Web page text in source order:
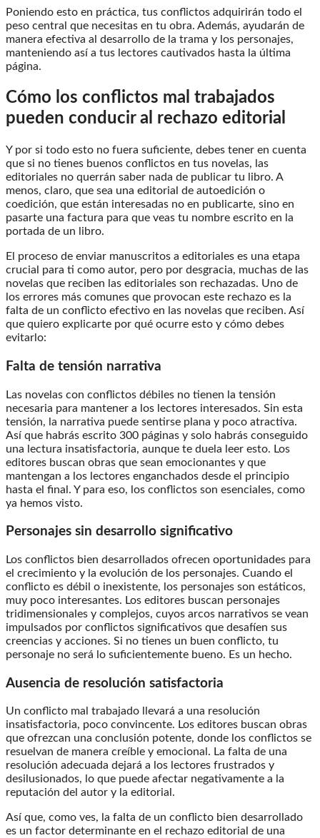
Poniendo esto en práctica, tus conflictos adquirirán todo el
peso central que necesitas en tu obra. Además, ayudarán de
manera efectiva al desarrollo de la trama y los personajes,
manteniendo así a tus lectores cautivados hasta la última
página.
Cómo los conflictos mal trabajados
pueden conducir al rechazo editorial
Y por si todo esto no fuera suficiente, debes tener en cuenta
que si no tienes buenos conflictos en tus novelas, las
editoriales no querrán saber nada de publicar tu libro. A
menos, claro, que sea una editorial de autoedición o
coedición, que están interesadas no en publicarte, sino en
pasarte una factura para que veas tu nombre escrito en la
portada de un libro.
El proceso de enviar manuscritos a editoriales es una etapa
crucial para ti como autor, pero por desgracia, muchas de las
novelas que reciben las editoriales son rechazadas. Uno de
los errores más comunes que provocan este rechazo es la
falta de un conflicto efectivo en las novelas que reciben. Así
que quiero explicarte por qué ocurre esto y cómo debes
evitarlo:
Falta de tensión narrativa
Las novelas con conflictos débiles no tienen la tensión
necesaria para mantener a los lectores interesados. Sin esta
tensión, la narrativa puede sentirse plana y poco atractiva.
Así que habrás escrito 300 páginas y solo habrás conseguido
una lectura insatisfactoria, aunque te duela leer esto. Los
editores buscan obras que sean emocionantes y que
mantengan a los lectores enganchados desde el principio
hasta el final. Y para eso, los conflictos son esenciales, como
ya hemos visto.
Personajes sin desarrollo significativo
Los conflictos bien desarrollados ofrecen oportunidades para
el crecimiento y la evolución de los personajes. Cuando el
conflicto es débil o inexistente, los personajes son estáticos,
muy poco interesantes. Los editores buscan personajes
tridimensionales y complejos, cuyos arcos narrativos se vean
impulsados por conflictos significativos que desafíen sus
creencias y acciones. Si no tienes un buen conflicto, tu
personaje no será lo suficientemente bueno. Es un hecho.
Ausencia de resolución satisfactoria
Un conflicto mal trabajado llevará a una resolución
insatisfactoria, poco convincente. Los editores buscan obras
que ofrezcan una conclusión potente, donde los conflictos se
resuelvan de manera creíble y emocional. La falta de una
resolución adecuada dejará a los lectores frustrados y
desilusionados, lo que puede afectar negativamente a la
reputación del autor y la editorial.
Así que, como ves, la falta de un conflicto bien desarrollado
es un factor determinante en el rechazo editorial de una